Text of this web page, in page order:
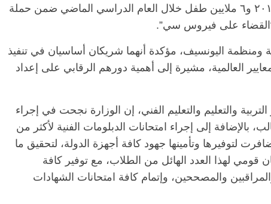
١١ مليون طفل خلال العام الدراسي ٢٠١٨- ٢٠١٩ و٦ ملايين طفل خلال العام الدراسي الماضي ضمن حملة
“القضاء على فيروس سي”.
ومنظمة اليونسيف، مؤكدة أنهما شريكان أساسيان في تنفيذ
العالمية، مشيرة إلى أهمية دورهم الرقابي على إعداد
والتعليم والتعليم الفني، إن الوزارة نجحت في إجراء
العامة لأكثر من 652 ألف طالب، بالإضافة إلى إجراء امتحانات الدبلومات الفنية لأكثر من
لتوفيرها وتأمينها جهود كافة أجهزة الدولة، لتحقيق ما
لهذا العدد الهائل من الطلاب، مع توفير كافة
والمصححين، وإتمام كافة امتحانات الشهادات